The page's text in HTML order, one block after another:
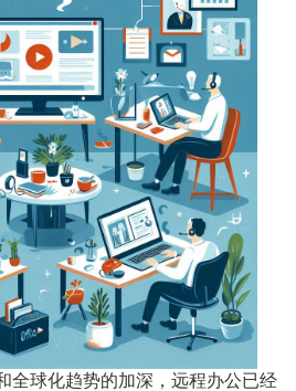
全球化趋势的加深，远程办公已经